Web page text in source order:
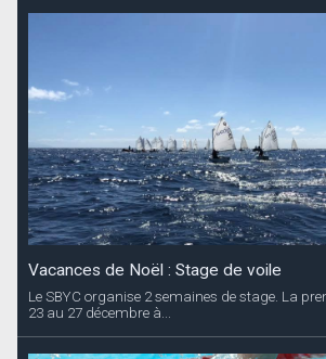
Vacances de Noël : Stage de voile
Le SBYC organise 2 semaines de stage. La
23 au 27 décembre à...